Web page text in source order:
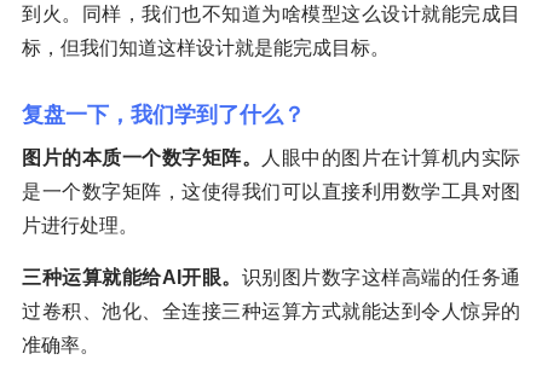
到火。同样，我们也不知道为啥模型这么设计就能完成目
标，但我们知道这样设计就是能完成目标。
复盘一下，我们学到了什么？
图片的本质一个数字矩阵。
人眼中的图片在计算机内实际
是一个数字矩阵，这使得我们可以直接利用数学工具对图
片进行处理。
三种运算就能给AI开眼。 识别图片数字这样高端的任务通
过卷积、池化、全连接三种运算方式就能达到令人惊异的
准确率。